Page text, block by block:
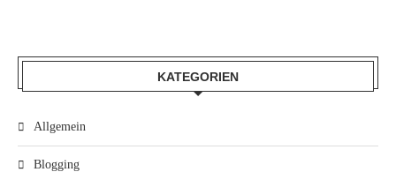
KATEGORIEN
Allgemein
Blogging